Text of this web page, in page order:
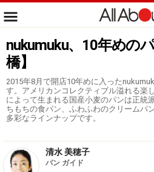
nukumuku、10年めの
橋】
2015年8月で開店10年めに入った
す。アメリカンコレクティブル溢れる楽
によって生まれる国産小麦のパンは正統
ちもちの食パン、ふわふわのクリームパ
多彩なラインナップです。
清水 美穂子
パン ガイド